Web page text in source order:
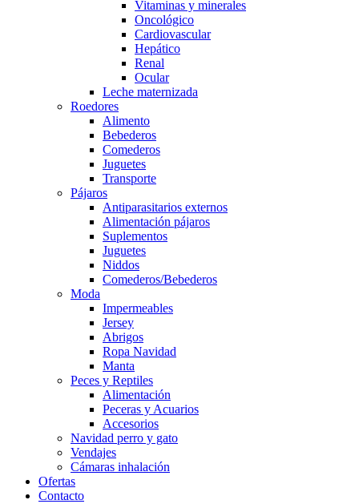
Vitaminas y minerales
Oncológico
Cardiovascular
Hepático
Renal
Ocular
Leche maternizada
Roedores
Alimento
Bebederos
Comederos
Juguetes
Transporte
Pájaros
Antiparasitarios externos
Alimentación pájaros
Suplementos
Juguetes
Niddos
Comederos/Bebederos
Moda
Impermeables
Jersey
Abrigos
Ropa Navidad
Manta
Peces y Reptiles
Alimentación
Peceras y Acuarios
Accesorios
Navidad perro y gato
Vendajes
Cámaras inhalación
Ofertas
Contacto